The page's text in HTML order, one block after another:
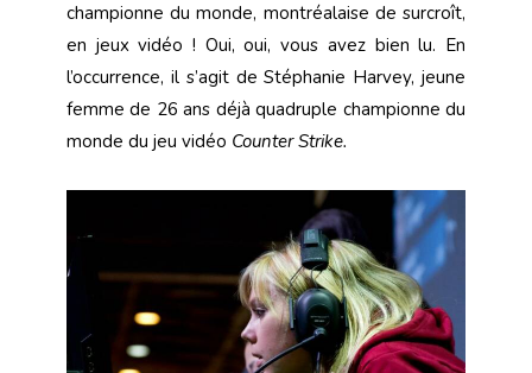
championne du monde, montréalaise de surcroît,
en jeux vidéo ! Oui, oui, vous avez bien lu. En
l’occurrence, il s’agit de Stéphanie Harvey, jeune
femme de 26 ans déjà quadruple championne du
monde du jeu vidéo Counter Strike.